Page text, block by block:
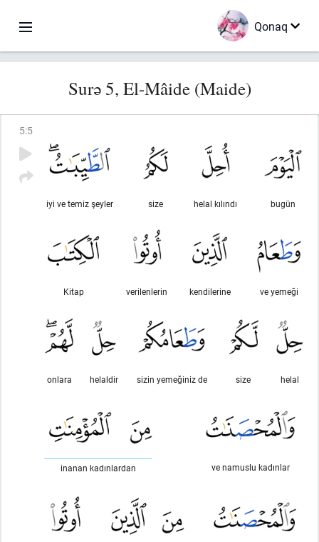
Qonaq
Surə 5, El-Mâide (Maide)
5:5
bugün
helal kılındı
size
iyi ve temiz şeyler
ve yemeği
kendilerine
verilenlerin
Kitap
helal
size
sizin yemeğiniz de
helaldir
onlara
ve namuslu kadınlar
inanan kadınlardan